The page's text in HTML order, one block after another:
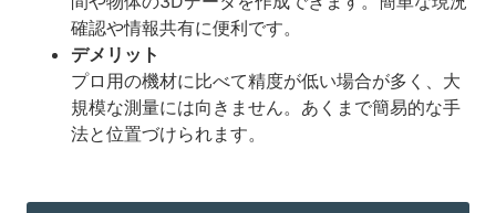
確認や情報共有に便利です。
デメリット
プロ用の機材に比べて精度が低い場合が多く、大
規模な測量には向きません。あくまで簡易的な手
法と位置づけられます。